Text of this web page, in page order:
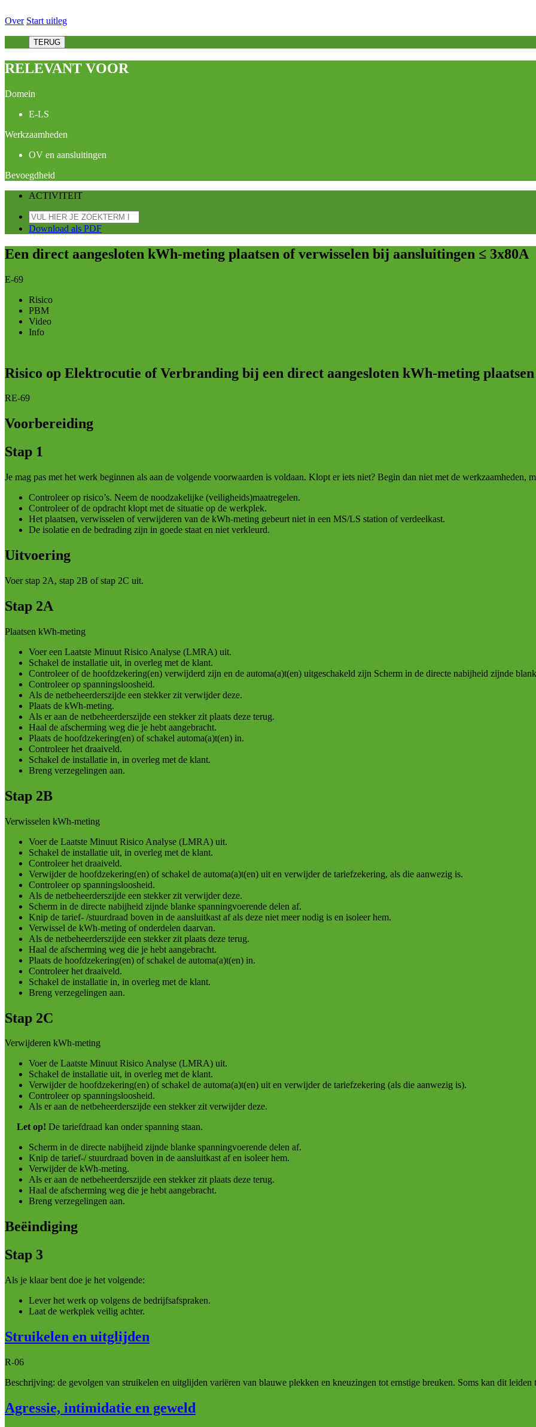
Over Start uitleg
TERUG
RELEVANT VOOR
Domein
E-LS
Werkzaamheden
OV en aansluitingen
Bevoegdheid
ACTIVITEIT
Download als PDF
Een direct aangesloten kWh-meting plaatsen of verwisselen bij aansluitingen ≤ 3x80A
E-69
Risico
PBM
Video
Info
Risico op Elektrocutie of Verbranding bij een direct aangesloten kWh-meting
RE-69
Voorbereiding
Stap 1
Je mag pas met het werk beginnen als aan de volgende voorwaarden is voldaan. Klopt er iets niet? Begin dan niet met de werkzaamheden,
Controleer op risico’s. Neem de noodzakelijke (veiligheids)maatregelen.
Controleer of de opdracht klopt met de situatie op de werkplek.
Het plaatsen, verwisselen of verwijderen van de kWh-meting gebeurt niet in een MS/LS station of verdeelkast.
De isolatie en de bedrading zijn in goede staat en niet verkleurd.
Uitvoering
Voer stap 2A, stap 2B of stap 2C uit.
Stap 2A
Plaatsen kWh-meting
Voer een Laatste Minuut Risico Analyse (LMRA) uit.
Schakel de installatie uit, in overleg met de klant.
Controleer of de hoofdzekering(en) verwijderd zijn en de automa(a)t(en) uitgeschakeld zijn Scherm in de directe nabijheid zijnde
Controleer op spanningsloosheid.
Als de netbeheerderszijde een stekker zit verwijder deze.
Plaats de kWh-meting.
Als er aan de netbeheerderszijde een stekker zit plaats deze terug.
Haal de afscherming weg die je hebt aangebracht.
Plaats de hoofdzekering(en) of schakel automa(a)t(en) in.
Controleer het draaiveld.
Schakel de installatie in, in overleg met de klant.
Breng verzegelingen aan.
Stap 2B
Verwisselen kWh-meting
Voer de Laatste Minuut Risico Analyse (LMRA) uit.
Schakel de installatie uit, in overleg met de klant.
Controleer het draaiveld.
Verwijder de hoofdzekering(en) of schakel de automa(a)t(en) uit en verwijder de tariefzekering, als die aanwezig is.
Controleer op spanningsloosheid.
Als de netbeheerderszijde een stekker zit verwijder deze.
Scherm in de directe nabijheid zijnde blanke spanningvoerende delen af.
Knip de tarief- /stuurdraad boven in de aansluitkast af als deze niet meer nodig is en isoleer hem.
Verwissel de kWh-meting of onderdelen daarvan.
Als de netbeheerderszijde een stekker zit plaats deze terug.
Haal de afscherming weg die je hebt aangebracht.
Plaats de hoofdzekering(en) of schakel de automa(a)t(en) in.
Controleer het draaiveld.
Schakel de installatie in, in overleg met de klant.
Breng verzegelingen aan.
Stap 2C
Verwijderen kWh-meting
Voer de Laatste Minuut Risico Analyse (LMRA) uit.
Schakel de installatie uit, in overleg met de klant.
Verwijder de hoofdzekering(en) of schakel de automa(a)t(en) uit en verwijder de tariefzekering (als die aanwezig is).
Controleer op spanningsloosheid.
Als er aan de netbeheerderszijde een stekker zit verwijder deze.
Let op! De tariefdraad kan onder spanning staan.
Scherm in de directe nabijheid zijnde blanke spanningvoerende delen af.
Knip de tarief-/ stuurdraad boven in de aansluitkast af en isoleer hem.
Verwijder de kWh-meting.
Als er aan de netbeheerderszijde een stekker zit plaats deze terug.
Haal de afscherming weg die je hebt aangebracht.
Breng verzegelingen aan.
Beëindiging
Stap 3
Als je klaar bent doe je het volgende:
Lever het werk op volgens de bedrijfsafspraken.
Laat de werkplek veilig achter.
Struikelen en uitglijden
R-06
Beschrijving: de gevolgen van struikelen en uitglijden variëren van blauwe plekken en kneuzingen tot ernstige breuken. Soms kan dit leiden
Agressie, intimidatie en geweld